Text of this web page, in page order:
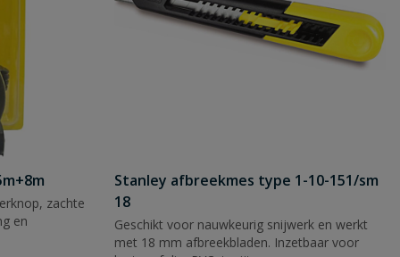
zachte
en
Stanley afbreekmes type 1-10-151/sm
18
Geschikt voor nauwkeurig snijwerk en werkt
met 18 mm afbreekbladen. Inzetbaar voor